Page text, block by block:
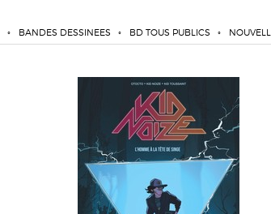
BANDES DESSINEES BD TOUS PUBLICS